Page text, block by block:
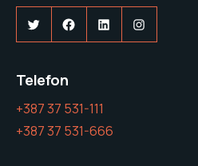
TwitterFacebook
LinkedInInstagram
Telefon
+387 37 531-111
+387 37 531-666